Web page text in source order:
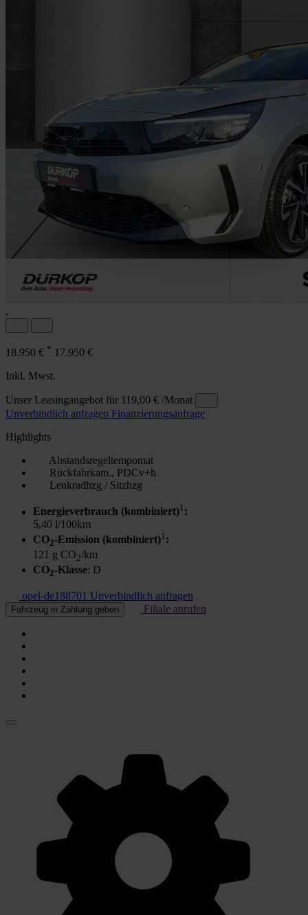
18.950 € * 17.950 €
Inkl. Mwst.
Unser Leasingangebot für 119,00 € /Monat
Unverbindlich anfragen Finanzierungsanfrage
Highlights
Abstandsregeltempomat
Rückfahrkam., PDCv+h
Lenkradhzg / Sitzhzg
Energieverbrauch (kombiniert)1 :
5,40 l/100km
CO2-Emission (kombiniert)1 :
121 g CO2/km
CO2-Klasse: D
opel-de188701 Unverbindlich anfragen
Fahrzeug in Zahlung geben Filiale anrufen